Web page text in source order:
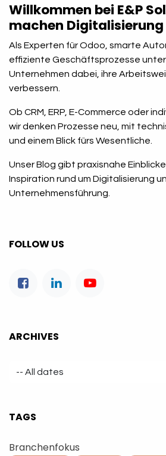
Willkommen bei E&P
machen
Als Experten für Odoo, smarte
effiziente Geschäftsprozesse
Unternehmen dabei, ihre
verbessern.
Ob CRM, ERP, E-Commerce oder
wir denken Prozesse neu, mit
und einem Blick fürs Wesentliche.
Unser Blog gibt praxisnahe
Inspiration rund um Digitalisierung
Unternehmensführung.
FOLLOW US
ARCHIVES
TAGS
Branchenfokus